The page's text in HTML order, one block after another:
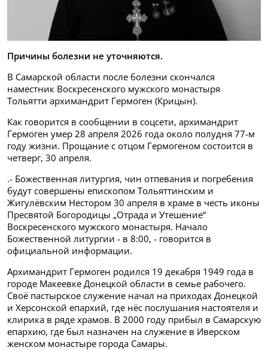
Причины болезни не уточняются.
В Самарской области после болезни скончался
наместник Воскресенского мужского монастыря
Тольятти архимандрит Гермоген (Крицын).
Как говорится в сообщении в соцсети, архимандрит
Гермоген умер 28 апреля 2026 года около полудня 77-м
году жизни. Прощание с отцом Гермогеном состоится в
четверг, 30 апреля.
.- Божественная литургия, чин отпевания и погребения
будут совершены епископом Тольяттинским и
Жигулёвским Нестором 30 апреля в храме в честь иконы
Пресвятой Богородицы „Отрада и Утешение“
Воскресенского мужского монастыря. Начало
Божественной литургии - в 8:00, - говорится в
официальной информации.
Архимандрит Гермоген родился 19 декабря 1949 года в
городе Макеевке Донецкой области в семье рабочего.
Своё пастырское служение начал на приходах Донецкой
и Херсонской епархий, где нёс послушания настоятеля и
клирика в ряде храмов. В 2000 году прибыл в Самарскую
епархию, где был назначен на служение в Иверском
женском монастыре города Самары.